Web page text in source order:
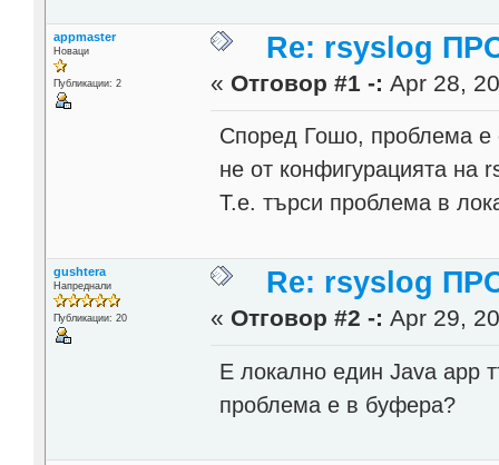
appmaster
Новаци
Публикации: 2
Re: rsyslog
« Отговор #1 -: Apr 28,
Според Гошо, проблема е
не от конфигурацията на
Т.е. търси проблема в
gushtera
Напреднали
Публикации: 20
Re: rsyslog
« Отговор #2 -: Apr 29,
Е локално един Java app
проблема е в буфера?